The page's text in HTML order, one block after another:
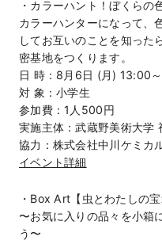
・カラーハント！ぼくらの
カラーハンターになって、
してお互いのことを知った
密基地をつくります。
日 時：8月6日 (月) 13:00
対 象：小学生
参加費：1人500円
実施主体：武蔵野美術大学
協力：株式会社中川ケミカ
イベント詳細
・Box Art【虫とわたしの宝
〜お気に入りの品々を小箱
う〜